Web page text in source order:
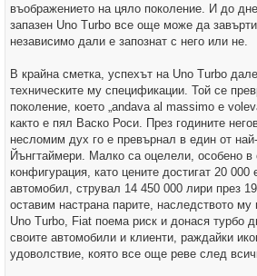
въображението на цяло поколение. И до
запазен Uno Turbo все още може да
независимо дали е запознат с него или не.
В крайна сметка, успехът на Uno Turbo
техническите му спецификации. Той се
поколение, което „andava al massimo e
както е пял Васко Роси. През годините
несломим дух го е превърнал в един от
Йънгтаймери. Малко са оцелели, особено в
конфигурация, като цените достигат 20 000
автомобил, струвал 14 450 000 лири през
оставим настрана парите, наследството
Uno Turbo, Fiat поема риск и донася турбо
своите автомобили и клиенти, раждайки
удоволствие, която все още реве след